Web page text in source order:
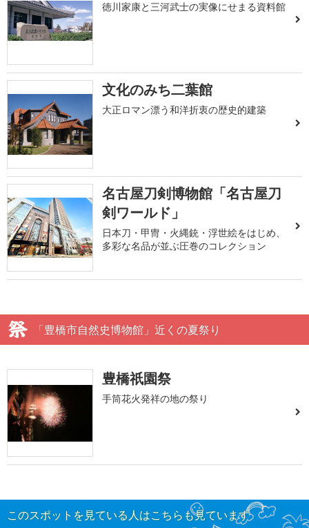
徳川家康と三河武士の実像にせまる資料館
文化のみち二葉館
大正ロマン漂う和洋折衷の歴史的建築
名古屋刀剣博物館「名古屋刀
剣ワールド」
日本刀・甲冑・火縄銃・浮世絵をはじめ、
多彩な名品が並ぶ圧巻のコレクション
「豊橋市自然史博物館」近くの夏祭り
豊橋祇園祭
手筒花火発祥の地の祭り
このスポットを見ている人はこちらも見ています